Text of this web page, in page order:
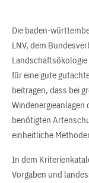
Die baden-
LNV, dem
für eine gute
beitragen, dass bei
benötigten
einheitliche
In dem
Vorgaben und